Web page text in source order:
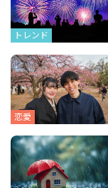
トレンド
恋愛